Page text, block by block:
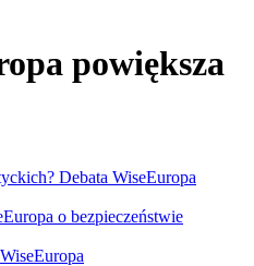
powiększa
Debata WiseEuropa
o bezpieczeństwie
WiseEuropa